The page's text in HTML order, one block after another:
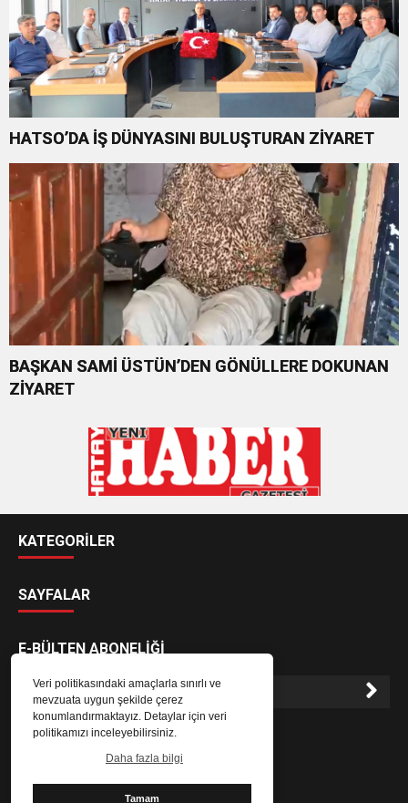
Veri politikasındaki amaçlarla sınırlı ve
mevzuata uygun şekilde çerez
konumlandırmaktayız. Detaylar için veri
politikamızı inceleyebilirsiniz.
Daha fazla bilgi
Tamam
HATSO’DA İŞ DÜNYASINI BULUŞTURAN ZİYARET
BAŞKAN SAMİ ÜSTÜN’DEN GÖNÜLLERE DOKUNAN
ZİYARET
KATEGORİLER
SAYFALAR
E-BÜLTEN ABONELİĞİ
E-Bülten aboneliği ile haberlere daha hızlı erişin.